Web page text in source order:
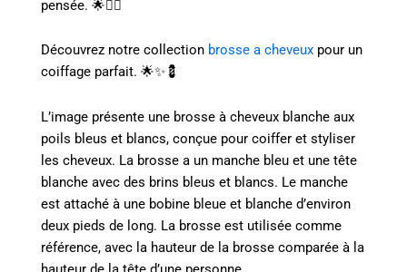
pensée. 🌟💆‍♀️
Découvrez notre collection brosse a cheveux pour un
coiffage parfait. 🌟✨💈
L’image présente une brosse à cheveux blanche aux
poils bleus et blancs, conçue pour coiffer et styliser
les cheveux. La brosse a un manche bleu et une tête
blanche avec des brins bleus et blancs. Le manche
est attaché à une bobine bleue et blanche d’environ
deux pieds de long. La brosse est utilisée comme
référence, avec la hauteur de la brosse comparée à la